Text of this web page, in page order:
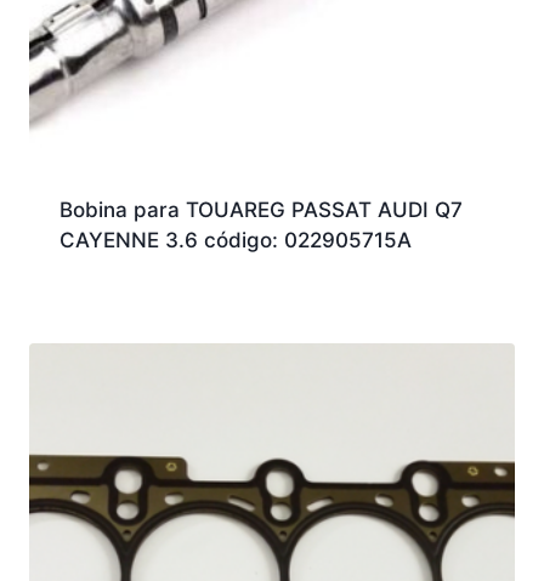
Bobina para TOUAREG PASSAT AUDI Q7
CAYENNE 3.6 código: 022905715A